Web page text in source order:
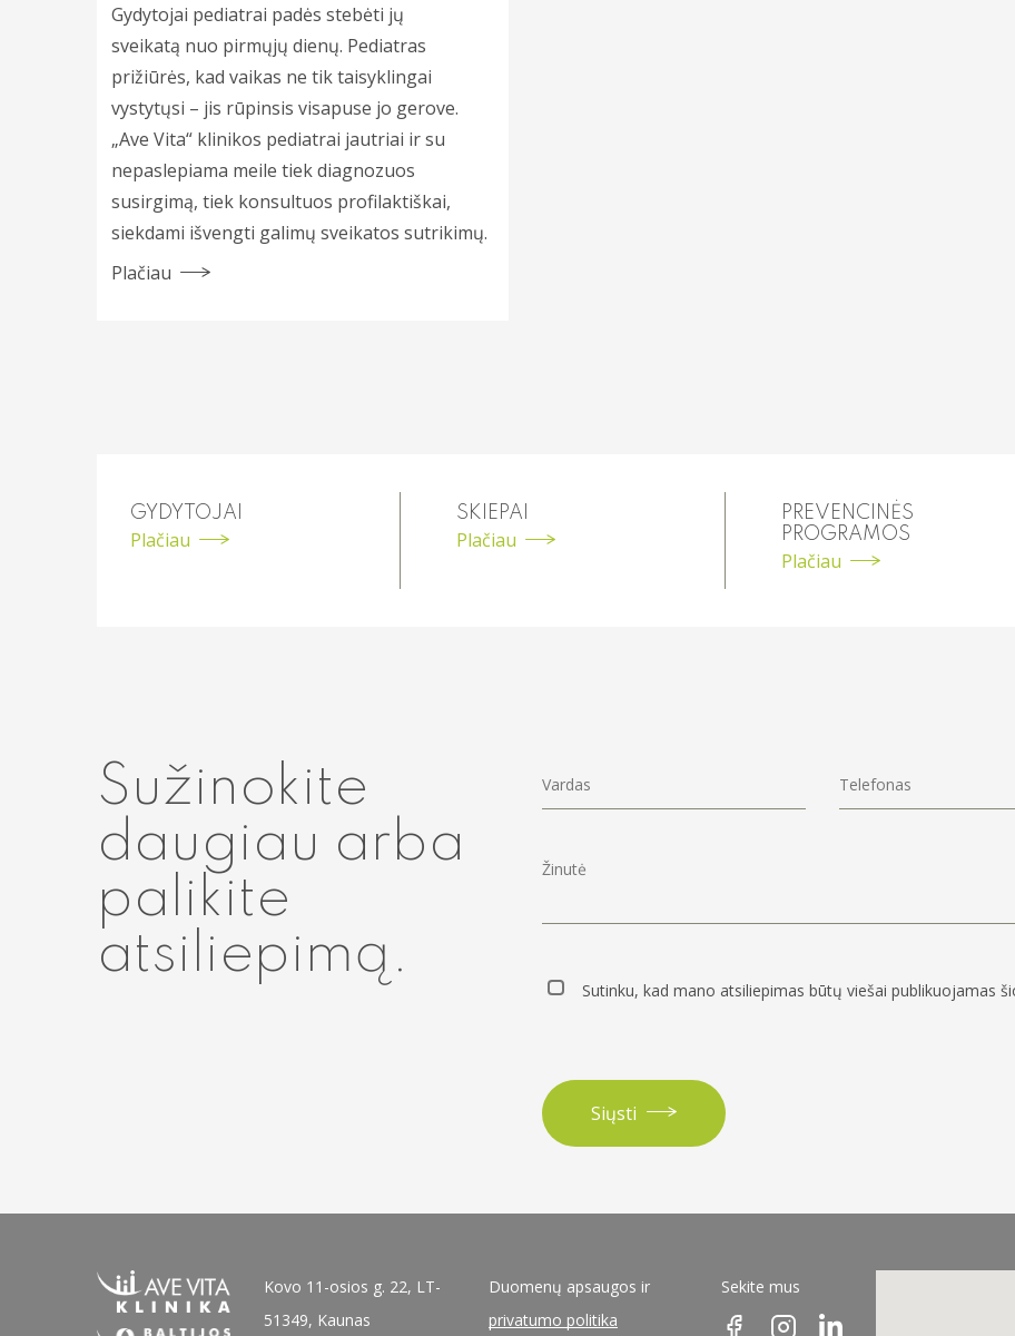
Gydytojai pediatrai padės stebėti jų
sveikatą nuo pirmųjų dienų. Pediatras
prižiūrės, kad vaikas ne tik taisyklingai
vystytųsi – jis rūpinsis visapuse jo gerove.
„Ave Vita“ klinikos pediatrai jautriai ir su
nepaslepiama meile tiek diagnozuos
susirgimą, tiek konsultuos profilaktiškai,
siekdami išvengti galimų sveikatos sutrikimų.
Plačiau
GYDYTOJAI
Plačiau
SKIEPAI
Plačiau
PREVENCINĖS
PROGRAMOS
Plačiau
Sužinokite
daugiau arba
palikite
atsiliepimą.
Sutinku, kad mano atsiliepimas būtų viešai publikuojamas
Siųsti
Kovo 11-osios g. 22, LT-
51349, Kaunas
Duomenų apsaugos ir
privatumo politika
Sekite mus